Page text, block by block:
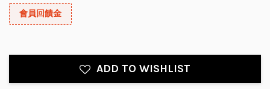
會員回饋金
ADD TO WISHLIST